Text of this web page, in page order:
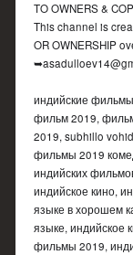
TO OWNERS &
This channel is
OR OWNERSHIP
индийские
фильм 2019,
2019, subhillo
фильмы 2019
индийских
индийское кино,
языке в хорошем
языке, индийское
фильмы 2019,